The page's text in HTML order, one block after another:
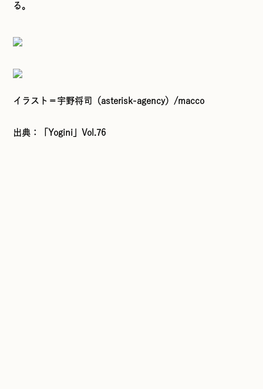
る。
イラスト＝宇野将司（asterisk-agency）/macco
出典：「Yogini」Vol.76